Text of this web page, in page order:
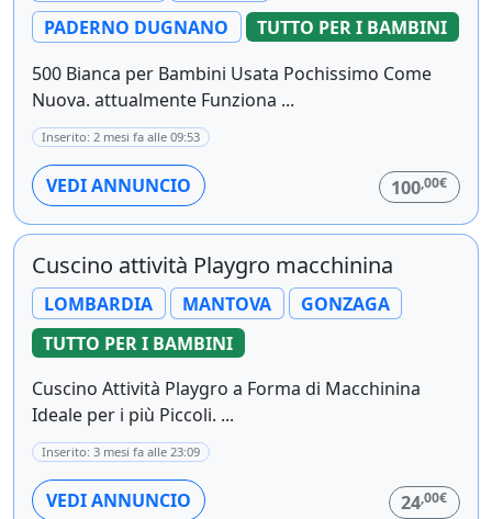
PADERNO DUGNANO
TUTTO PER I BAMBINI
500 Bianca per Bambini Usata Pochissimo Come
Nuova. attualmente Funziona ...
Inserito: 2 mesi fa alle 09:53
VEDI ANNUNCIO 100,00€
Cuscino attività Playgro macchinina
LOMBARDIA MANTOVA
GONZAGA
TUTTO PER I BAMBINI
Cuscino Attività Playgro a Forma di Macchinina
Ideale per i più Piccoli. ...
Inserito: 3 mesi fa alle 23:09
VEDI ANNUNCIO 24,00€